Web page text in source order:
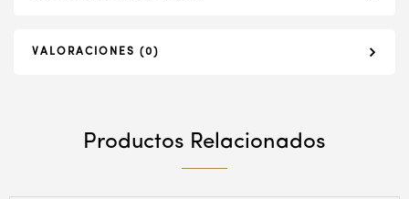
VALORACIONES (0)
Productos Relacionados